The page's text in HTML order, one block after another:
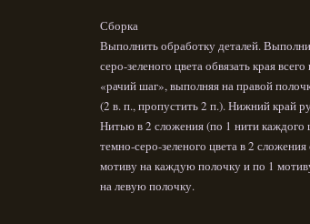
Сборка
Выполнить обработку деталей.
серо-зеленого цвета обвязать края
«рачий шаг», выполняя на правой
(2 в. п., пропустить 2 п.). Нижний край
Нитью в 2 сложения (по 1 нити
темно-серо-зеленого цвета в 2
мотиву на каждую полочку и по 1
на левую полочку.